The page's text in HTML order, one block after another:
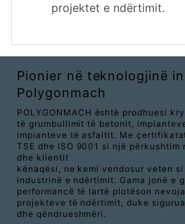
projektet e ndërtimit.
Pionier në teknologjinë
Polygonmach
POLYGONMACH është prodhuesi
të grumbullimit të betonit,
impianteve të asfaltit. Me
TSE dhe ISO 9001 si një
dhe klientit
kënaqësi, ne kemi vendosur veten
industrinë e ndërtimit. Gama jonë e
performancë të lartë plotëson
projekteve të ndërtimit, duke
dhe qëndrueshmëri.